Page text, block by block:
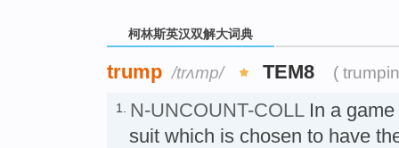
柯林斯英汉双解大词典
trump /trʌmp/ TEM8 (
1. N-UNCOUNT-COLLIn a
suit which is chosen to have